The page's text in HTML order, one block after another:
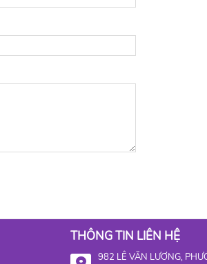
THÔNG TIN LIÊN HỆ
982 LÊ VĂN LƯƠNG,